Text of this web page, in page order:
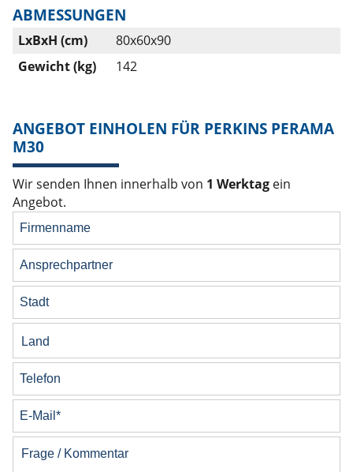
ABMESSUNGEN
LxBxH (cm)
80x60x90
Gewicht (kg)
142
ANGEBOT EINHOLEN FÜR PERKINS PERAMA
M30
Wir senden Ihnen innerhalb von 1 Werktag ein
Angebot.